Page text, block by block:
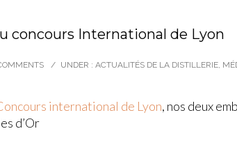
concours International de Lyon
/ UNDER : ACTUALITÉS DE LA DISTILLERIE,
international de Lyon, nos deux
d’Or